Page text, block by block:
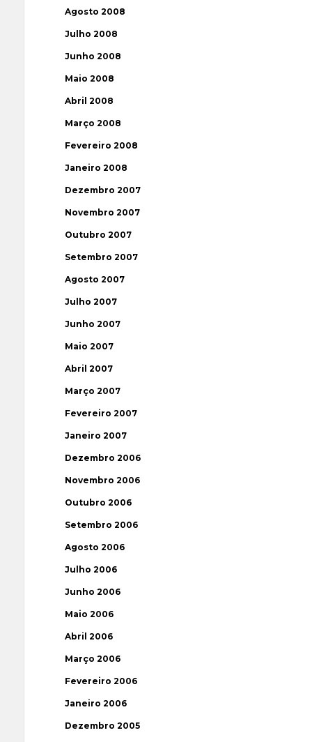
Agosto 2008
Julho 2008
Junho 2008
Maio 2008
Abril 2008
Março 2008
Fevereiro 2008
Janeiro 2008
Dezembro 2007
Novembro 2007
Outubro 2007
Setembro 2007
Agosto 2007
Julho 2007
Junho 2007
Maio 2007
Abril 2007
Março 2007
Fevereiro 2007
Janeiro 2007
Dezembro 2006
Novembro 2006
Outubro 2006
Setembro 2006
Agosto 2006
Julho 2006
Junho 2006
Maio 2006
Abril 2006
Março 2006
Fevereiro 2006
Janeiro 2006
Dezembro 2005